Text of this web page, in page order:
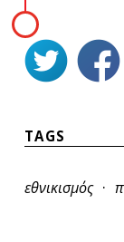
TAGS
εθνικισμός ·